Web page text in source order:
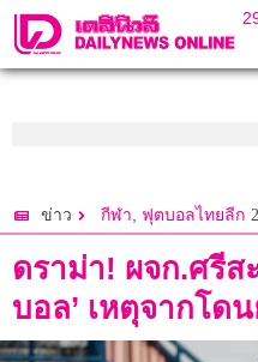
ข่าว กีฬา, ฟุตบอลไทยลีก
ดราม่า! ผจก.ศรีส
บอล’ เหตุจากโด